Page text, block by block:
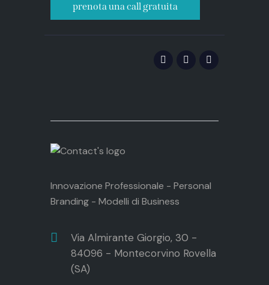
prenota una call gratuita
Innovazione Professionale - Personal
Branding - Modelli di Business
Via Almirante Giorgio, 30 -
84096 - Montecorvino Rovella
(SA)